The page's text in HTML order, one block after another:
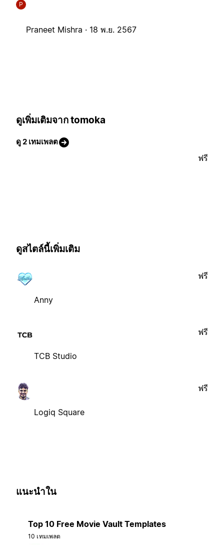
P
Praneet Mishra · 18 พ.ย. 2567
ดูเพิ่มเติมจาก tomoka
ดู 2 เทมเพลต
ฟรี
ดูสไตล์นี้เพิ่มเติม
Anny
ฟรี
TCB Studio
ฟรี
Logiq Square
ฟรี
แนะนำใน
Top 10 Free Movie Vault Templates
10 เทมเพลต